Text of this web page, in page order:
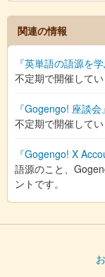
関連の情報
『英単語の語源を
不定期で開催してい
『Gogengo! 座談会』
不定期で開催してい
『Gogengo! X
語源のこと、
ントです。